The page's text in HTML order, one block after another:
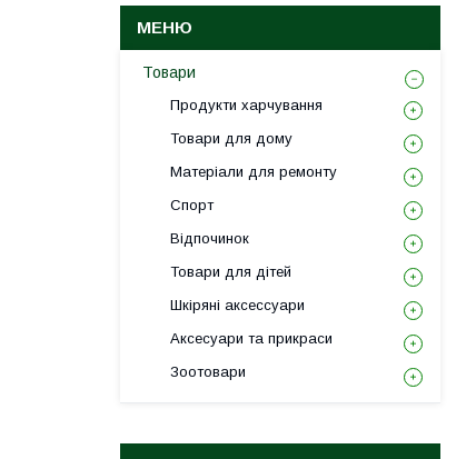
Товари
Продукти харчування
Товари для дому
Матеріали для ремонту
Спорт
Відпочинок
Товари для дітей
Шкіряні аксессуари
Аксесуари та прикраси
Зоотовари